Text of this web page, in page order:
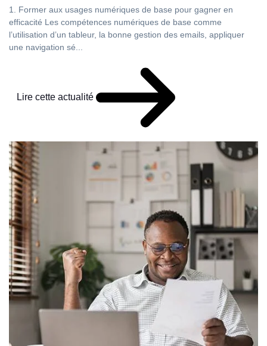
1. Former aux usages numériques de base pour gagner en
efficacité Les compétences numériques de base comme
l’utilisation d’un tableur, la bonne gestion des emails, appliquer
une navigation sé...
Lire cette actualité